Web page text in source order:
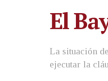
El
La situación
ejecutar la